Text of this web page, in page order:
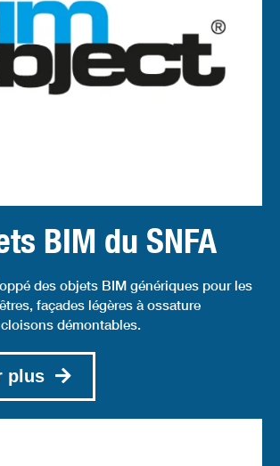
BIM du SNFA
des objets BIM génériques pour les
façades légères à ossature
démontables.
plus